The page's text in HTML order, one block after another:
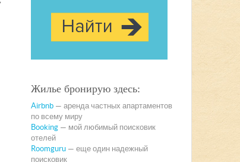
Жилье бронирую здесь:
Airbnb — аренда частных апартаментов
по всему миру
Booking — мой любимый поисковик
отелей
Roomguru — еще один надежный
поисковик